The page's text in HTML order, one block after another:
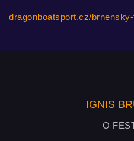
dragonboatsport.cz/
IGNIS
O